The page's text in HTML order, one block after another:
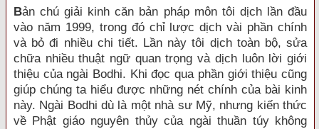
Bản chú giải kinh căn bản pháp môn tôi dịch lần đầu
vào năm 1999, trong đó chỉ lược dịch vài phần chính
và bỏ đi nhiều chi tiết. Lần này tôi dịch toàn bộ, sửa
chữa nhiều thuật ngữ quan trọng và dịch luôn lời giới
thiệu của ngài Bodhi. Khi đọc qua phần giới thiệu cũng
giúp chúng ta hiểu được những nét chính của bài kinh
này. Ngài Bodhi dù là một nhà sư Mỹ, nhưng kiến thức
về Phật giáo nguyên thủy của ngài thuần túy không